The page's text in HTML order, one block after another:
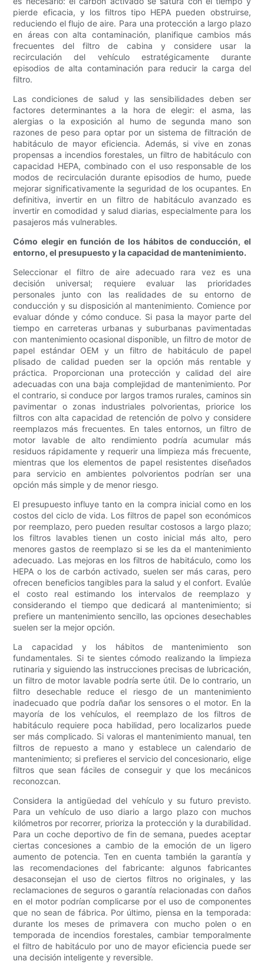
pierde eficacia, y los filtros tipo HEPA pueden obstruirse,
reduciendo el flujo de aire. Para una protección a largo plazo
en áreas con alta contaminación, planifique cambios más
frecuentes del filtro de cabina y considere usar la
recirculación del vehículo estratégicamente durante
episodios de alta contaminación para reducir la carga del
filtro.
Las condiciones de salud y las sensibilidades deben ser
factores determinantes a la hora de elegir: el asma, las
alergias o la exposición al humo de segunda mano son
razones de peso para optar por un sistema de filtración de
habitáculo de mayor eficiencia. Además, si vive en zonas
propensas a incendios forestales, un filtro de habitáculo con
capacidad HEPA, combinado con el uso responsable de los
modos de recirculación durante episodios de humo, puede
mejorar significativamente la seguridad de los ocupantes. En
definitiva, invertir en un filtro de habitáculo avanzado es
invertir en comodidad y salud diarias, especialmente para los
pasajeros más vulnerables.
Cómo elegir en función de los hábitos de conducción, el
entorno, el presupuesto y la capacidad de mantenimiento.
Seleccionar el filtro de aire adecuado rara vez es una
decisión universal; requiere evaluar las prioridades
personales junto con las realidades de su entorno de
conducción y su disposición al mantenimiento. Comience por
evaluar dónde y cómo conduce. Si pasa la mayor parte del
tiempo en carreteras urbanas y suburbanas pavimentadas
con mantenimiento ocasional disponible, un filtro de motor de
papel estándar OEM y un filtro de habitáculo de papel
plisado de calidad pueden ser la opción más rentable y
práctica. Proporcionan una protección y calidad del aire
adecuadas con una baja complejidad de mantenimiento. Por
el contrario, si conduce por largos tramos rurales, caminos sin
pavimentar o zonas industriales polvorientas, priorice los
filtros con alta capacidad de retención de polvo y considere
reemplazos más frecuentes. En tales entornos, un filtro de
motor lavable de alto rendimiento podría acumular más
residuos rápidamente y requerir una limpieza más frecuente,
mientras que los elementos de papel resistentes diseñados
para servicio en ambientes polvorientos podrían ser una
opción más simple y de menor riesgo.
El presupuesto influye tanto en la compra inicial como en los
costos del ciclo de vida. Los filtros de papel son económicos
por reemplazo, pero pueden resultar costosos a largo plazo;
los filtros lavables tienen un costo inicial más alto, pero
menores gastos de reemplazo si se les da el mantenimiento
adecuado. Las mejoras en los filtros de habitáculo, como los
HEPA o los de carbón activado, suelen ser más caras, pero
ofrecen beneficios tangibles para la salud y el confort. Evalúe
el costo real estimando los intervalos de reemplazo y
considerando el tiempo que dedicará al mantenimiento; si
prefiere un mantenimiento sencillo, las opciones desechables
suelen ser la mejor opción.
La capacidad y los hábitos de mantenimiento son
fundamentales. Si te sientes cómodo realizando la limpieza
rutinaria y siguiendo las instrucciones precisas de lubricación,
un filtro de motor lavable podría serte útil. De lo contrario, un
filtro desechable reduce el riesgo de un mantenimiento
inadecuado que podría dañar los sensores o el motor. En la
mayoría de los vehículos, el reemplazo de los filtros de
habitáculo requiere poca habilidad, pero localizarlos puede
ser más complicado. Si valoras el mantenimiento manual, ten
filtros de repuesto a mano y establece un calendario de
mantenimiento; si prefieres el servicio del concesionario, elige
filtros que sean fáciles de conseguir y que los mecánicos
reconozcan.
Considera la antigüedad del vehículo y su futuro previsto.
Para un vehículo de uso diario a largo plazo con muchos
kilómetros por recorrer, prioriza la protección y la durabilidad.
Para un coche deportivo de fin de semana, puedes aceptar
ciertas concesiones a cambio de la emoción de un ligero
aumento de potencia. Ten en cuenta también la garantía y
las recomendaciones del fabricante: algunos fabricantes
desaconsejan el uso de ciertos filtros no originales, y las
reclamaciones de seguros o garantía relacionadas con daños
en el motor podrían complicarse por el uso de componentes
que no sean de fábrica. Por último, piensa en la temporada:
durante los meses de primavera con mucho polen o en
temporada de incendios forestales, cambiar temporalmente
el filtro de habitáculo por uno de mayor eficiencia puede ser
una decisión inteligente y reversible.